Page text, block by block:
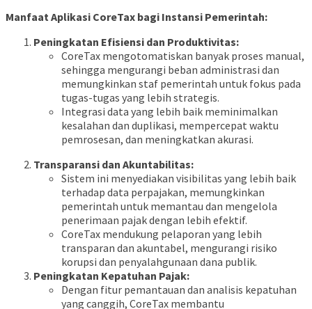
Manfaat Aplikasi CoreTax bagi Instansi Pemerintah:
Peningkatan Efisiensi dan Produktivitas:
CoreTax mengotomatiskan banyak proses manual,
sehingga mengurangi beban administrasi dan
memungkinkan staf pemerintah untuk fokus pada
tugas-tugas yang lebih strategis.
Integrasi data yang lebih baik meminimalkan
kesalahan dan duplikasi, mempercepat waktu
pemrosesan, dan meningkatkan akurasi.
Transparansi dan Akuntabilitas:
Sistem ini menyediakan visibilitas yang lebih baik
terhadap data perpajakan, memungkinkan
pemerintah untuk memantau dan mengelola
penerimaan pajak dengan lebih efektif.
CoreTax mendukung pelaporan yang lebih
transparan dan akuntabel, mengurangi risiko
korupsi dan penyalahgunaan dana publik.
Peningkatan Kepatuhan Pajak:
Dengan fitur pemantauan dan analisis kepatuhan
yang canggih, CoreTax membantu